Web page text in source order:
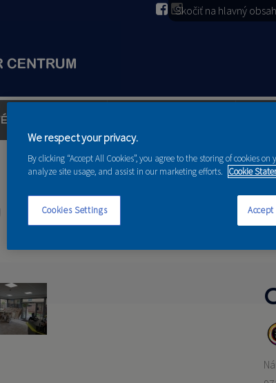
Skočiť na hlavný obsah
NOVINKY 2026
We respect your privacy.
By clicking “Accept All Cookies”, you agree to the storing of cookies
analyze site usage, and assist in our marketing efforts. Cookie
Cookies Settings